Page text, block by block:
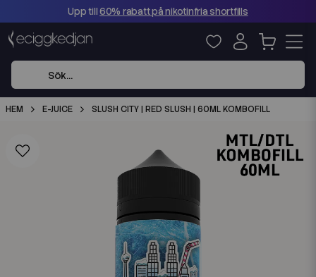
Upp till60% rabatt på nikotinfria shortfills
HEM E-JUICE SLUSH CITY | RED SLUSH | 60ML KOMBOFILL